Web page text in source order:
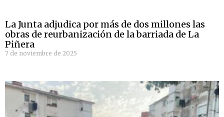
La Junta adjudica por más de dos millones las
obras de reurbanización de la barriada de La
Piñera
7 de noviembre de 2025